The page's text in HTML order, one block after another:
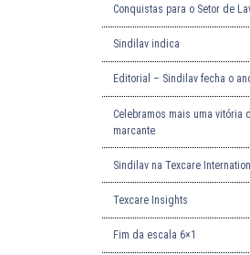
Conquistas para o Setor de
Sindilav indica
Editorial – Sindilav fecha o
Celebramos mais uma vitória
marcante
Sindilav na Texcare
Texcare Insights
Fim da escala 6×1